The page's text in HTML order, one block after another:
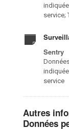
service;
Sentry
service
Autres
Données